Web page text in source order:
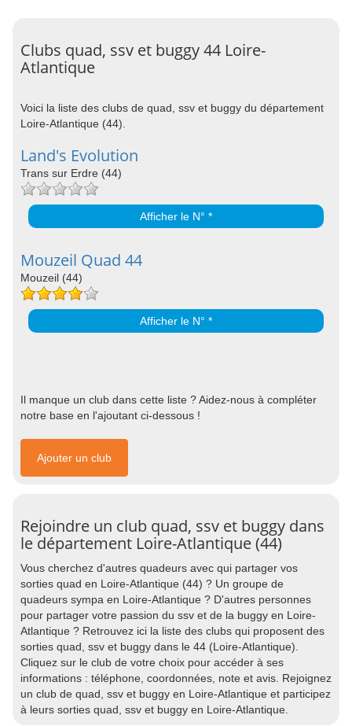
Clubs quad, ssv et buggy 44 Loire-
Atlantique
Voici la liste des clubs de quad, ssv et buggy du département
Loire-Atlantique (44).
Land's Evolution
Trans sur Erdre (44)
Afficher le N° *
Mouzeil Quad 44
Mouzeil (44)
Afficher le N° *
Il manque un club dans cette liste ? Aidez-nous à compléter
notre base en l'ajoutant ci-dessous !
Ajouter un club
Rejoindre un club quad, ssv et buggy dans
le département Loire-Atlantique (44)
Vous cherchez d'autres quadeurs avec qui partager vos
sorties quad en Loire-Atlantique (44) ? Un groupe de
quadeurs sympa en Loire-Atlantique ? D'autres personnes
pour partager votre passion du ssv et de la buggy en Loire-
Atlantique ? Retrouvez ici la liste des clubs qui proposent des
sorties quad, ssv et buggy dans le 44 (Loire-Atlantique).
Cliquez sur le club de votre choix pour accéder à ses
informations : téléphone, coordonnées, note et avis. Rejoignez
un club de quad, ssv et buggy en Loire-Atlantique et participez
à leurs sorties quad, ssv et buggy en Loire-Atlantique.